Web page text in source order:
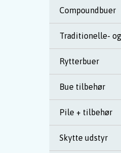
Compoundbuer
Traditionelle-
Rytterbuer
Bue tilbehør
Pile + tilbehør
Skytte udstyr